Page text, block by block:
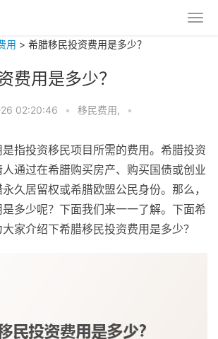
用 > 希腊移民投资费用是多少？
费用是多少？
02:20:46 • 移民费用, •
指投资移民项目所需的费用。希腊投资
通过在希腊购买房产、购买国债或创业
久居留权或希腊欧盟公民身份。那么，
多少呢？下面我们来一一了解。下面希
家介绍下希腊移民投资费用是多少？